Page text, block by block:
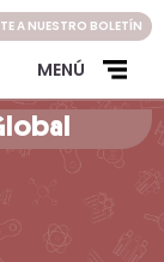
A NUESTRO BOLETÍN
MENÚ